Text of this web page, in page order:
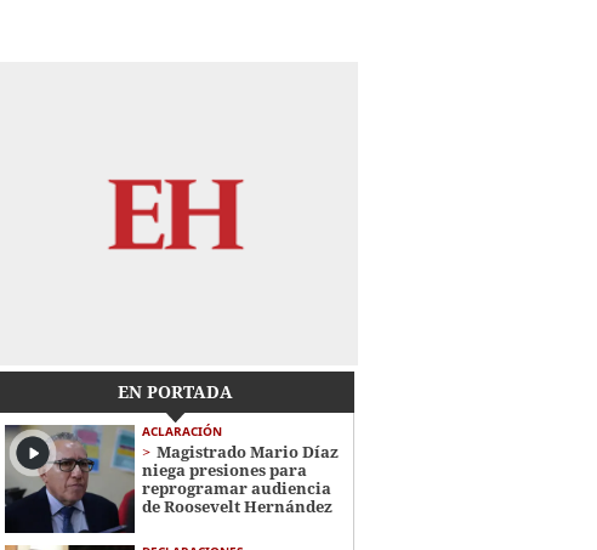
EN PORTADA
ACLARACIÓN
Magistrado Mario Díaz
niega presiones para
reprogramar audiencia
de Roosevelt Hernández